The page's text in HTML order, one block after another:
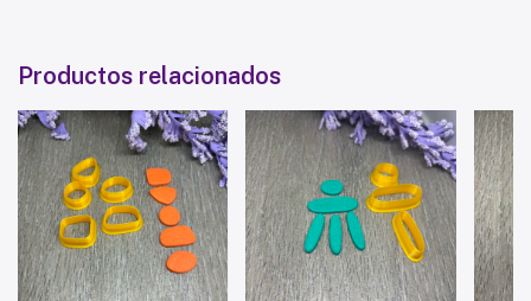
Productos relacionados